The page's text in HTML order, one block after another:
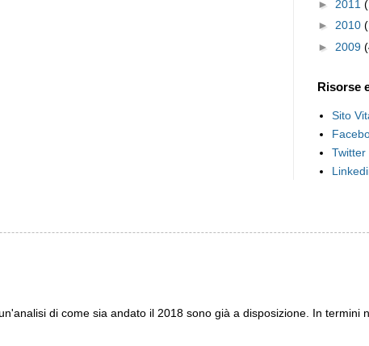
► 2011
► 2010
► 2009
Risorse
Sito
Twitter
di come sia andato il 2018 sono già a disposizione. In termini